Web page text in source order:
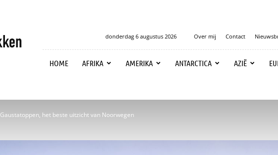
donderdag 6 augustus 2026 Over mij Contact
HOME AFRIKA AMERIKA ANTARCTICA AZIË
Gaustatoppen, het beste uitzicht van Noorwegen